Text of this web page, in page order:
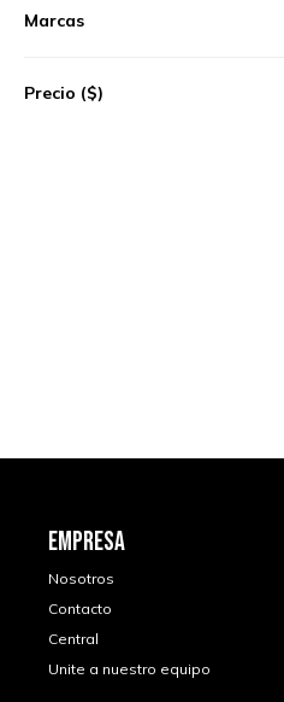
Marcas
Precio ($)
EMPRESA
Nosotros
Contacto
Central
Unite a nuestro equipo